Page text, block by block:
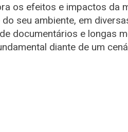
os efeitos e impactos da
seu ambiente, em
documentários e longas
diante de um